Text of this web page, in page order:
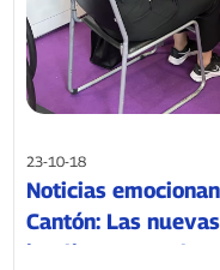
23-10-18
Noticias
Cantón: Las
inteligente son las